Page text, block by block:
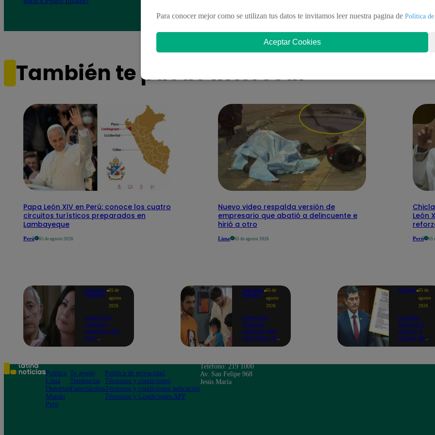
pendiente!
También te puede interesar
Papa León XIV en Perú: conoce los cuatro
circuitos turísticos preparados en
Lambayeque
Perú 05 de agosto 2026
Nuevo video respalda versión de
empresario que abatió a delincuente e
hirió a otro
Lima 05 de agosto 2026
León
Perú 05
Valentina
Valiente
05 de
agosto
2026
Valentina
Valiente
capítulo 108:
¡Don
Frida tras
descubrir una
contradicción
en una
conversación!
Valentina
Valiente
05 de
agosto
2026
Valentina
Valiente
capítulo 108:
¡Alejandro le
estará para
ellos, pase lo
que pase con
Política 05 de
agosto
2026
Fiscalía
solicita 9
años y 4
meses de
Colchado
Para conocer mejor como se utilizan tus datos te invitamos leer nuestra pagina de Política
Aceptar Cookies
Política
Lima
Deportes
Mundo
Perú
Te ayudo
Tendencias
Espectáculos
Política de privacidad
Términos y condiciones
Términos y condiciones aplicación
Términos y Condiciones APP
Teléfono: 219 1000
Av. San Felipe 968
Jesús María